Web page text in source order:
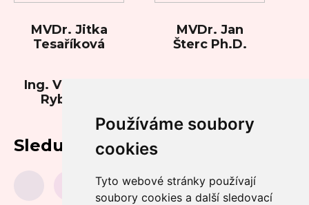
Používáme soubory
cookies
Tyto webové stránky používají
soubory cookies a další sledovací
MVDr. Jitka
Tesaříková
MVDr. Jan
Šterc Ph.D.
Ing. Vladimíra
Rybková
Sledujte nás